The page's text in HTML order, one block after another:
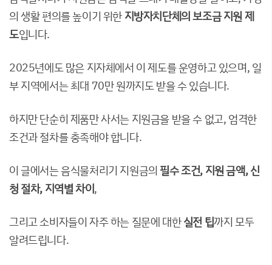
의 생활 편의를 높이기 위한 지방자치단체의 보조금 지원 제
도입니다.
2025년에도 많은 지자체에서 이 제도를 운영하고 있으며, 일
부 지역에서는 최대 70만 원까지도 받을 수 있습니다.
하지만 단순히 제품만 사서는 지원금을 받을 수 없고, 엄격한
조건과 절차를 충족해야 합니다.
이 글에서는 음식물처리기 지원금의필수 조건, 지원 금액, 신
청 절차, 지역별 차이,
그리고 소비자들이 자주 하는 질문에 대한실전 팁까지 모두
알려드립니다.